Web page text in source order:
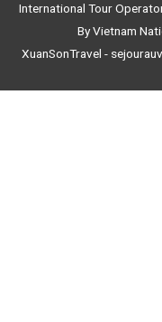
International Tour
By Vietnam
XuanSonTravel -